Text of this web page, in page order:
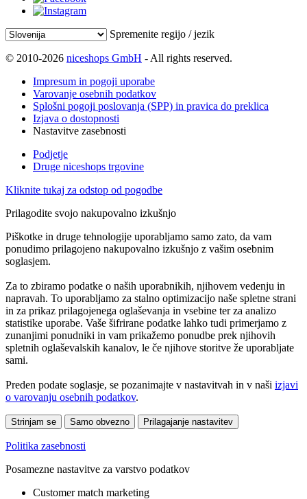
Spremenite regijo / jezik
© 2010-2026 niceshops GmbH - All rights reserved.
Impresum in pogoji uporabe
Varovanje osebnih podatkov
Splošni pogoji poslovanja (SPP) in pravica do preklica
Izjava o dostopnosti
Nastavitve zasebnosti
Podjetje
Druge niceshops trgovine
Kliknite tukaj za odstop od pogodbe
Prilagodite svojo nakupovalno izkušnjo
Piškotke in druge tehnologije uporabljamo samo zato, da vam
ponudimo prilagojeno nakupovalno izkušnjo z vašim osebnim
soglasjem.
Za to zbiramo podatke o naših uporabnikih, njihovem vedenju in
napravah. To uporabljamo za stalno optimizacijo naše spletne strani
in za prikaz prilagojenega oglaševanja in vsebine ter za analizo
statistike uporabe. Vaše šifrirane podatke lahko tudi primerjamo z
zunanjimi ponudniki in vam prikažemo ponudbe prek njihovih
spletnih oglaševalskih kanalov, le če njihove storitve že uporabljate
sami.
Preden podate soglasje, se pozanimajte v nastavitvah in v naši izjavi
o varovanju osebnih podatkov.
Strinjam se Samo obvezno Prilagajanje nastavitev
Politika zasebnosti
Posamezne nastavitve za varstvo podatkov
Customer match marketing